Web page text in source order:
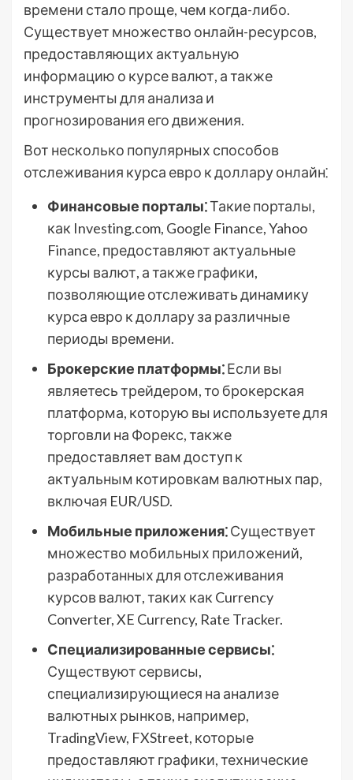
времени стало проще, чем когда-либо.
Существует множество онлайн-ресурсов,
предоставляющих актуальную
информацию о курсе валют, а также
инструменты для анализа и
прогнозирования его движения.
Вот несколько популярных способов
отслеживания курса евро к доллару онлайн⁚
Финансовые порталы⁚Такие порталы,
как Investing.com, Google Finance, Yahoo
Finance, предоставляют актуальные
курсы валют, а также графики,
позволяющие отслеживать динамику
курса евро к доллару за различные
периоды времени.
Брокерские платформы⁚Если вы
являетесь трейдером, то брокерская
платформа, которую вы используете для
торговли на Форекс, также
предоставляет вам доступ к
актуальным котировкам валютных пар,
включая EUR/USD.
Мобильные приложения⁚Существует
множество мобильных приложений,
разработанных для отслеживания
курсов валют, таких как Currency
Converter, XE Currency, Rate Tracker.
Специализированные сервисы⁚
Существуют сервисы,
специализирующиеся на анализе
валютных рынков, например,
TradingView, FXStreet, которые
предоставляют графики, технические